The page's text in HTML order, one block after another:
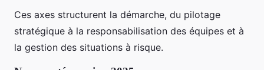
Ces axes structurent la démarche, du pilotage
stratégique à la responsabilisation des équipes et à
la gestion des situations à risque.